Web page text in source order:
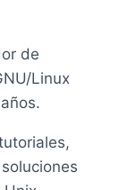
de
Linux